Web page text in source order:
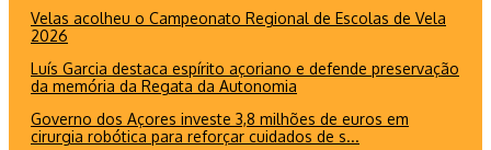
Velas acolheu o Campeonato Regional de Escolas de Vela
2026
Luís Garcia destaca espírito açoriano e defende preservação
da memória da Regata da Autonomia
Governo dos Açores investe 3,8 milhões de euros em
cirurgia robótica para reforçar cuidados de s...